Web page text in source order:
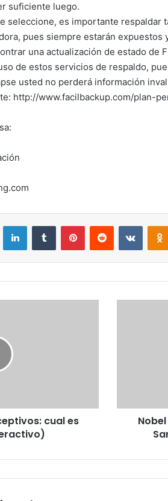
suficiente luego.
seleccione, es importante respaldar
pues siempre estarán expuestos
una actualización de estado de
de estos servicios de respaldo,
usted no perderá información
http://www.facilbackup.com/plan-
LinkedInTumblr PinterestReddit
cual es
Sims